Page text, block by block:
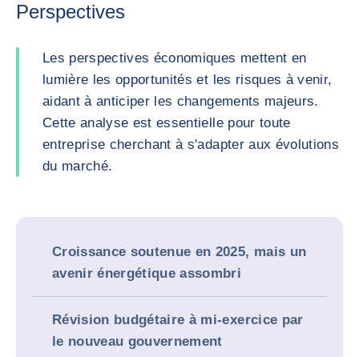
Perspectives
Les perspectives économiques mettent en
lumière les opportunités et les risques à venir,
aidant à anticiper les changements majeurs.
Cette analyse est essentielle pour toute
entreprise cherchant à s'adapter aux évolutions
du marché.
Croissance soutenue en 2025, mais un
avenir énergétique assombri
Révision budgétaire à mi-exercice par
le nouveau gouvernement